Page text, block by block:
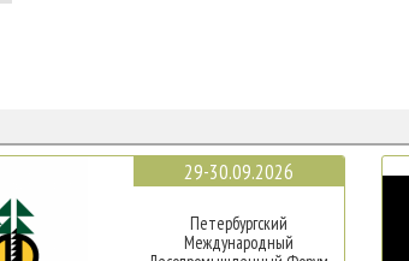
29-30.09.2026
Петербургский
Международный